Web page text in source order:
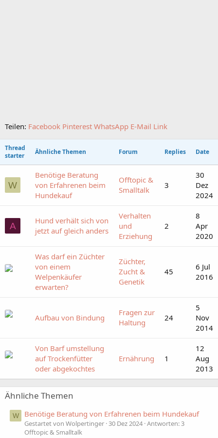
Teilen: Facebook Pinterest WhatsApp E-Mail Link
Thread
starter
Ähnliche Themen Forum Replies Date
W
Benötige Beratung
von Erfahrenen beim
Hundekauf
Offtopic &
Smalltalk
3
30
Dez
2024
A
Hund verhält sich von
jetzt auf gleich anders
Verhalten
und
Erziehung
2
8
Apr
2020
Was darf ein Züchter
von einem
Welpenkäufer
erwarten?
Züchter,
Zucht &
Genetik
45
6 Jul
2016
Aufbau von Bindung
Fragen zur
Haltung
24
5
Nov
2014
Von Barf umstellung
auf Trockenfütter
oder abgekochtes
Ernährung 1
12
Aug
2013
Ähnliche Themen
W Benötige Beratung von Erfahrenen beim Hundekauf
Gestartet von Wolpertinger 30 Dez 2024 Antworten: 3
Offtopic & Smalltalk